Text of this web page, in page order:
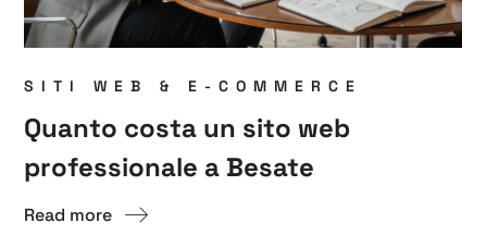
SITI WEB & E-COMMERCE
Quanto costa un sito web
professionale a Besate
Read more